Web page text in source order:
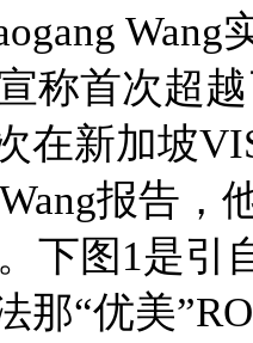
Wang
称首次超
在新加坡
报告，
下图1是引
那“优美